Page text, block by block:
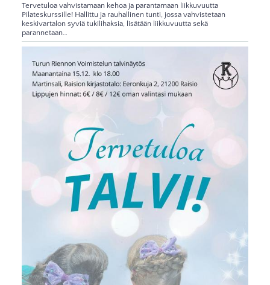
Tervetuloa vahvistamaan kehoa ja parantamaan liikkuvuutta
Pilateskurssille! Hallittu ja rauhallinen tunti, jossa vahvistetaan
keskivartalon syviä tukilihaksia, lisätään liikkuvuutta sekä
parannetaan…